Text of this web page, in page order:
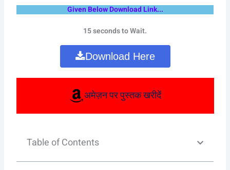
Given Below Download Link...
15 seconds to Wait.
Download Here
अमेज़न पर पुस्तक खरीदें
Table of Contents